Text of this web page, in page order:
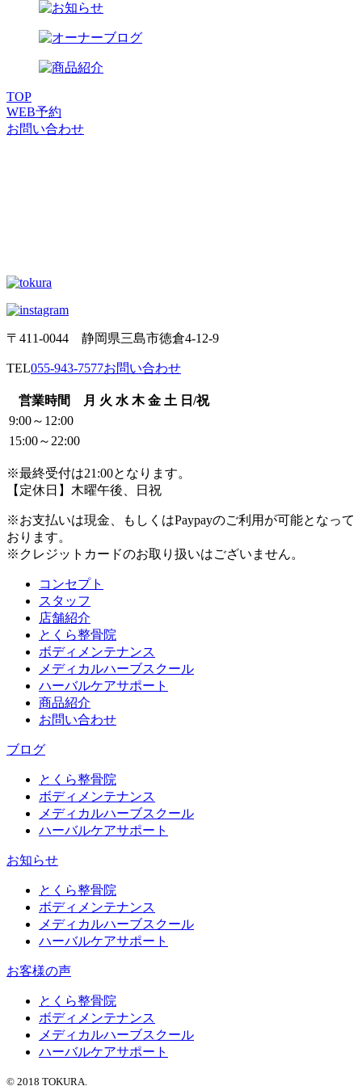
TOP
WEB予約
お問い合わせ
〒411-0044 静岡県三島市徳倉4-12-9
TEL055-943-7577お問い合わせ
営業時間 月 火 水 木 金 土 日/祝
9:00～12:00
15:00～22:00
※最終受付は21:00となります。
【定休日】木曜午後、日祝
※お支払いは現金、もしくはPaypayのご利用が可能となって
おります。
※クレジットカードのお取り扱いはございません。
コンセプト
スタッフ
店舗紹介
とくら整骨院
ボディメンテナンス
メディカルハーブスクール
ハーバルケアサポート
商品紹介
お問い合わせ
ブログ
とくら整骨院
ボディメンテナンス
メディカルハーブスクール
ハーバルケアサポート
お知らせ
とくら整骨院
ボディメンテナンス
メディカルハーブスクール
ハーバルケアサポート
お客様の声
とくら整骨院
ボディメンテナンス
メディカルハーブスクール
ハーバルケアサポート
© 2018 TOKURA.